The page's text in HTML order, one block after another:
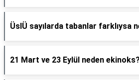
ÜslÜ sayılarda tabanlar farklıysa
21 Mart ve 23 Eylül neden ekinoks?